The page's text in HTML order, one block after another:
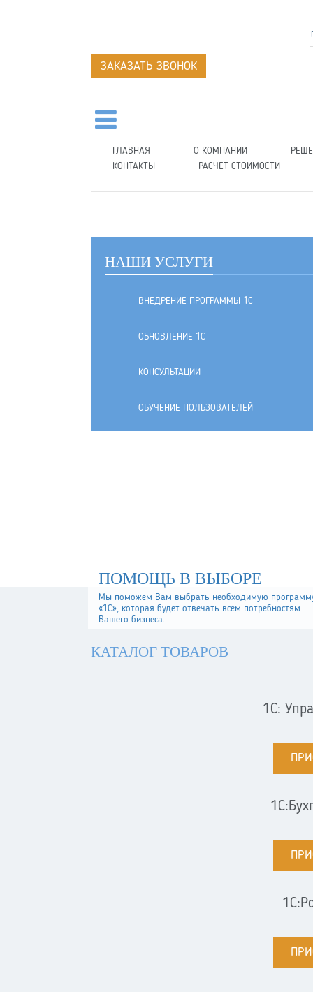
ЗАКАЗАТЬ ЗВОНОК
ГЛАВНАЯ О КОМПАНИИ
КОНТАКТЫ
РАСЧЕТ СТОИМОСТИ
НАШИ УСЛУГИ
ВНЕДРЕНИЕ ПРОГРАММЫ 1С
ОБНОВЛЕНИЕ 1С
КОНСУЛЬТАЦИИ
ОБУЧЕНИЕ ПОЛЬЗОВАТЕЛЕЙ
ПОМОЩЬ В ВЫБОРЕ
Мы поможем Вам выбрать необходимую
«1С», которая будет отвечать всем потребностям
Вашего бизнеса.
КАТАЛОГ ТОВАРОВ
1С: